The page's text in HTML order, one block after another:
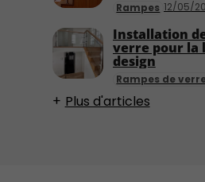
Rampes 12/05/
Rampes de
Installation
verre pour la
design
Plus d'articles